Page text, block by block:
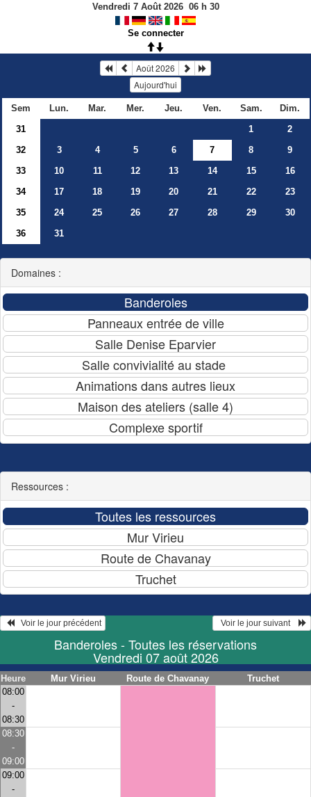
Vendredi 7 Août 2026 06h 30
Se connecter
Août 2026
Aujourd'hui
Sem Lun. Mar. Mer. Jeu. Ven. Sam.
Dim.
31
1
2
32
3 4 5 6 7 8
9
33
10 11 12 13 14 15
16
34
17 18 19 20 21 22
23
35
24 25 26 27 28 29
30
36
31
Domaines :
Ressources :
   Voir le jour précédent
  Voir le jour suivant
Banderoles - Toutes les réservations
Vendredi 07 août 2026
Heure Mur Virieu Route de Chavanay
Truchet
08:00
-
08:30
08:30
-
09:00
09:00
-